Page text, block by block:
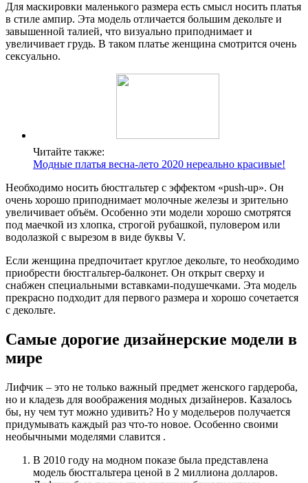
Для маскировки маленького размера есть смысл носить платья
в стиле ампир. Эта модель отличается большим декольте и
завышенной талией, что визуально приподнимает и
увеличивает грудь. В таком платье женщина смотрится очень
сексуально.
Читайте также:
Модные платья весна-лето 2020 нереально красивые!
Необходимо носить бюстгальтер с эффектом «push-up». Он
очень хорошо приподнимает молочные железы и зрительно
увеличивает объём. Особенно эти модели хорошо смотрятся
под маечкой из хлопка, строгой рубашкой, пуловером или
водолазкой с вырезом в виде буквы V.
Если женщина предпочитает круглое декольте, то необходимо
приобрести бюстгальтер-балконет. Он открыт сверху и
снабжен специальными вставками-подушечками. Эта модель
прекрасно подходит для первого размера и хорошо сочетается
с декольте.
Самые дорогие дизайнерские модели в
мире
Лифчик – это не только важный предмет женского гардероба,
но и кладезь для воображения модных дизайнеров. Казалось
бы, ну чем тут можно удивить? Но у модельеров получается
придумывать каждый раз что-то новое. Особенно своими
необычными моделями славится .
В 2010 году на модном показе была представлена
модель бюстгальтера ценой в 2 миллиона долларов.